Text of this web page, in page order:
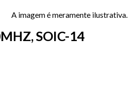
A imagem é meramente ilustrativa.
SOIC-14